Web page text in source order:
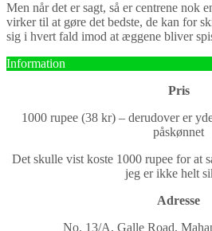
Men når det er sagt, så er centrene nok
virker til at gøre det bedste, de kan for
sig i hvert fald imod at æggene bliver
Information
Pris
1000 rupee (38 kr) – derudover er
påskønnet
Det skulle vist koste 1000 rupee for at
jeg er ikke helt
Adresse
No. 13/A, Galle Road,